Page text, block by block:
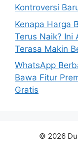
Kontroversi
Kenapa Harga
Terus Naik? Ini
Terasa Makin
WhatsApp
Bawa Fitur
Gratis
© 2026